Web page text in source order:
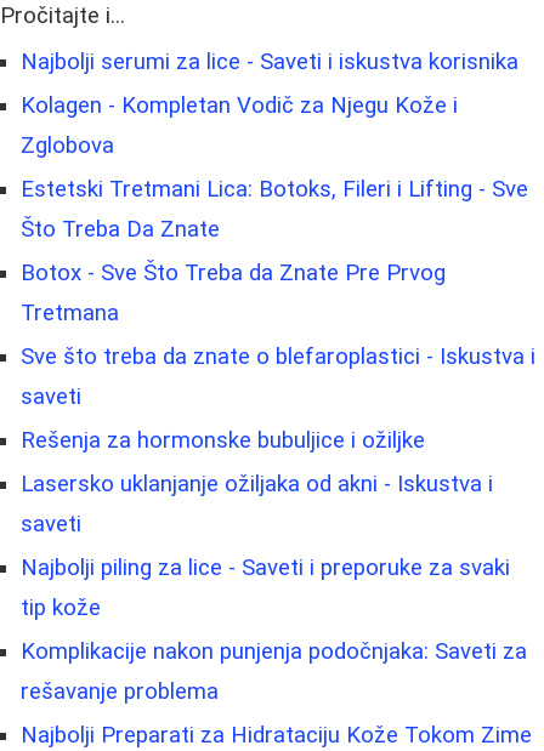
Pročitajte i...
Najbolji serumi za lice - Saveti i iskustva korisnika
Kolagen - Kompletan Vodič za Njegu Kože i
Zglobova
Estetski Tretmani Lica: Botoks, Fileri i Lifting - Sve
Što Treba Da Znate
Botox - Sve Što Treba da Znate Pre Prvog
Tretmana
Sve što treba da znate o blefaroplastici - Iskustva i
saveti
Rešenja za hormonske bubuljice i ožiljke
Lasersko uklanjanje ožiljaka od akni - Iskustva i
saveti
Najbolji piling za lice - Saveti i preporuke za svaki
tip kože
Komplikacije nakon punjenja podočnjaka: Saveti za
rešavanje problema
Najbolji Preparati za Hidrataciju Kože Tokom Zime